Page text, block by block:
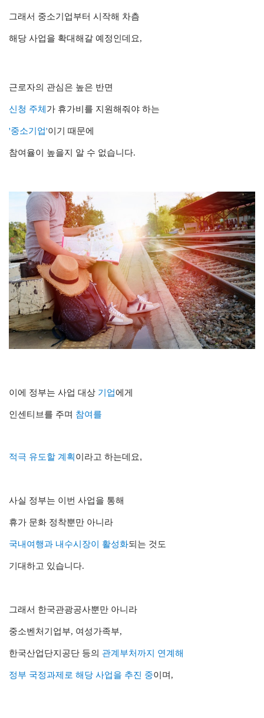
그래서 중소기업부터 시작해 차츰
해당 사업을 확대해갈 예정인데요,
근로자의 관심은 높은 반면
신청 주체 가 휴가비를 지원해줘야 하는
'중소기업'이기 때문에
참여율이 높을지 알 수 없습니다.
이에 정부는 사업 대상 기업에게
인센티브를 주며 참여를
적극 유도할 계획이라고 하는데요,
사실 정부는 이번 사업을 통해
휴가 문화 정착뿐만 아니라
국내여행과 내수시장이 활성화되는 것도
기대하고 있습니다.
그래서 한국관광공사뿐만 아니라
중소벤처기업부, 여성가족부,
한국산업단지공단 등의 관계부처까지 연계해
정부 국정과제로 해당 사업을 추진 중이며,